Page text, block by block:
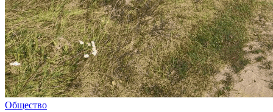
Общество